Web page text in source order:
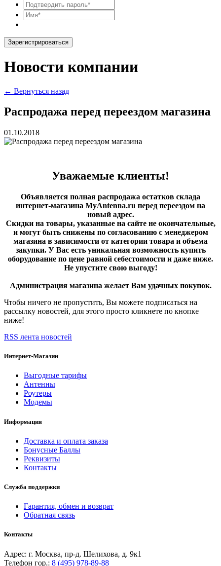
Зарегистрироваться
Новости компании
← Вернуться назад
Распродажа перед переездом магазина
01.10.2018
Уважаемые клиенты!
Объявляется полная распродажа остатков склада
интернет-магазина MyAntenna.ru перед переездом на
новый адрес.
Скидки на товары, указанные на сайте не окончательные,
и могут быть снижены по согласованию с менеджером
магазина в зависимости от категории товара и объема
закупки. У Вас есть уникальная возможность купить
оборудование по цене равной себестоимости и даже ниже.
Не упустите свою выгоду!
Администрация магазина желает Вам удачных покупок.
Чтобы ничего не пропустить, Вы можете подписаться на
рассылку новостей, для этого просто кликнете по кнопке
ниже!
RSS лента новостей
Интернет-Магазин
Выгодные тарифы
Антенны
Роутеры
Модемы
Информация
Доставка и оплата заказа
Бонусные Баллы
Реквизиты
Контакты
Служба поддержки
Гарантия, обмен и возврат
Обратная связь
Контакты
Адрес: г. Москва, пр-д. Шелихова, д. 9к1
Телефон гор.: 8 (495) 978-89-88